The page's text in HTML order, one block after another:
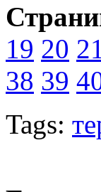
19 20 21
38 39
Tags: